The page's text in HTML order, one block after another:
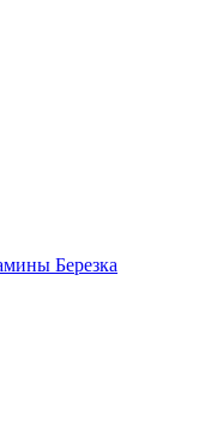
Березка